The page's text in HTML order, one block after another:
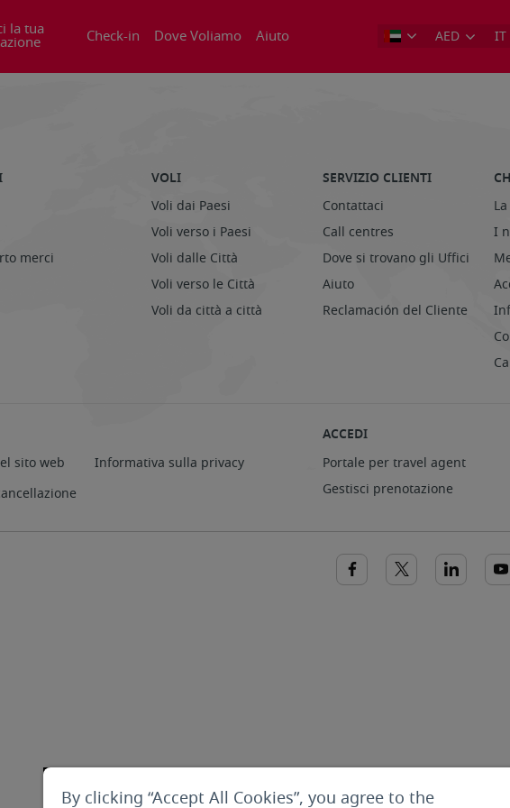
AED IT
la tua Check-in Dove Voliamo Aiuto
merci
VOLI
Voli dai Paesi
Voli verso i Paesi
Voli dalle Città
Voli verso le Città
Voli da città a città
SERVIZIO CLIENTI
Contattaci
Call centres
Dove si trovano gli Uffici
Aiuto
Reclamación del Cliente
I
sito web
Informativa sulla privacy
ACCEDI
Portale per travel agent
Gestisci prenotazione
By clicking “Accept All Cookies”, you agree to the